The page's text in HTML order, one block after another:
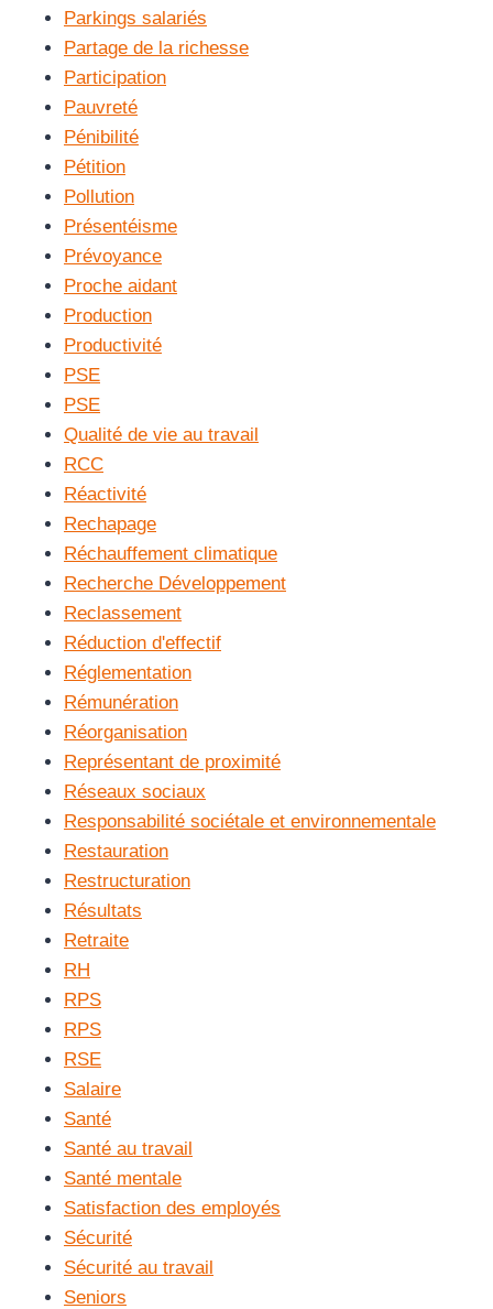
Parkings salariés
Partage de la richesse
Participation
Pauvreté
Pénibilité
Pétition
Pollution
Présentéisme
Prévoyance
Proche aidant
Production
Productivité
PSE
PSE
Qualité de vie au travail
RCC
Réactivité
Rechapage
Réchauffement climatique
Recherche Développement
Reclassement
Réduction d'effectif
Réglementation
Rémunération
Réorganisation
Représentant de proximité
Réseaux sociaux
Responsabilité sociétale et environnementale
Restauration
Restructuration
Résultats
Retraite
RH
RPS
RPS
RSE
Salaire
Santé
Santé au travail
Santé mentale
Satisfaction des employés
Sécurité
Sécurité au travail
Seniors